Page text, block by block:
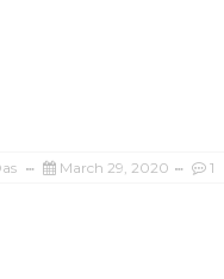
March 29, 2020 1